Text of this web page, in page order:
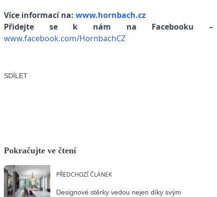
Více informací na: www.hornbach.cz
Přidejte se k nám na Facebooku –
www.facebook.com/HornbachCZ
SDÍLET
Pokračujte ve čtení
PŘEDCHOZÍ ČLÁNEK
Designové stěrky vedou nejen díky svým